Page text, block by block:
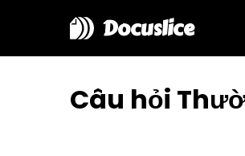
Docuslice
Câu hỏi